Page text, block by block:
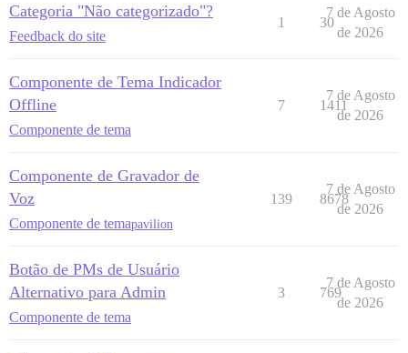
Categoria "Não categorizado"?
Feedback do site
1 30
7 de Agosto
de 2026
Componente de Tema Indicador
Offline
Componente de tema
7 1411
7 de Agosto
de 2026
Componente de Gravador de
Voz
Componente de temapavilion
139 8678
7 de Agosto
de 2026
Botão de PMs de Usuário
Alternativo para Admin
Componente de tema
3 769
7 de Agosto
de 2026